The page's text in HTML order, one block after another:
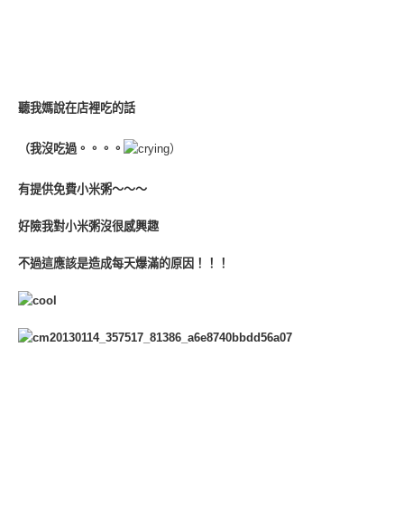
聽我媽說在店裡吃的話
（我沒吃過。。。。 ）
有提供免費小米粥～～～
好險我對小米粥沒很感興趣
不過這應該是造成每天爆滿的原因！！！